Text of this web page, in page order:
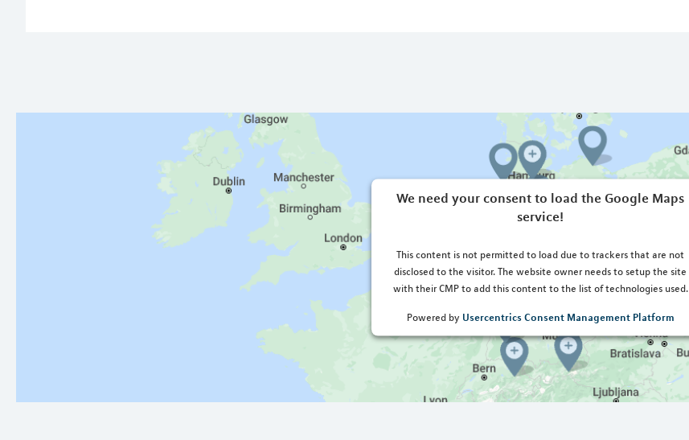
We need your consent to load the Google Maps
service!
This content is not permitted to load due to trackers that are not
disclosed to the visitor. The website owner needs to setup the site
with their CMP to add this content to the list of technologies used.
Powered by Usercentrics Consent Management Platform